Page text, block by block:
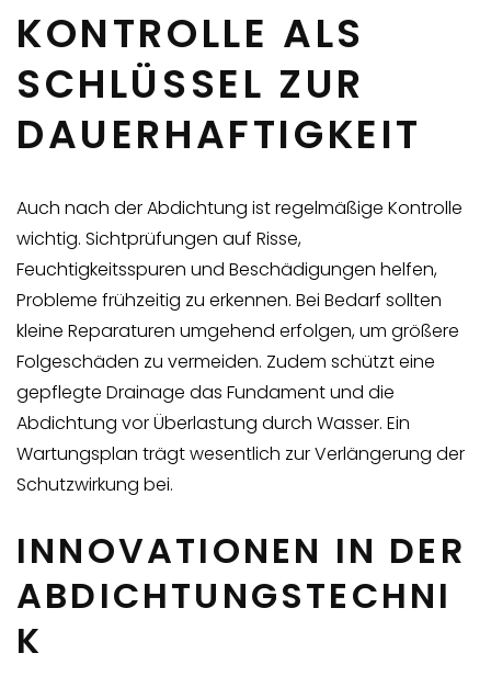
KONTROLLE ALS
SCHLÜSSEL ZUR
DAUERHAFTIGKEIT
Auch nach der Abdichtung ist regelmäßige Kontrolle
wichtig. Sichtprüfungen auf Risse,
Feuchtigkeitsspuren und Beschädigungen helfen,
Probleme frühzeitig zu erkennen. Bei Bedarf sollten
kleine Reparaturen umgehend erfolgen, um größere
Folgeschäden zu vermeiden. Zudem schützt eine
gepflegte Drainage das Fundament und die
Abdichtung vor Überlastung durch Wasser. Ein
Wartungsplan trägt wesentlich zur Verlängerung der
Schutzwirkung bei.
INNOVATIONEN IN DER
ABDICHTUNGSTECHNI
K